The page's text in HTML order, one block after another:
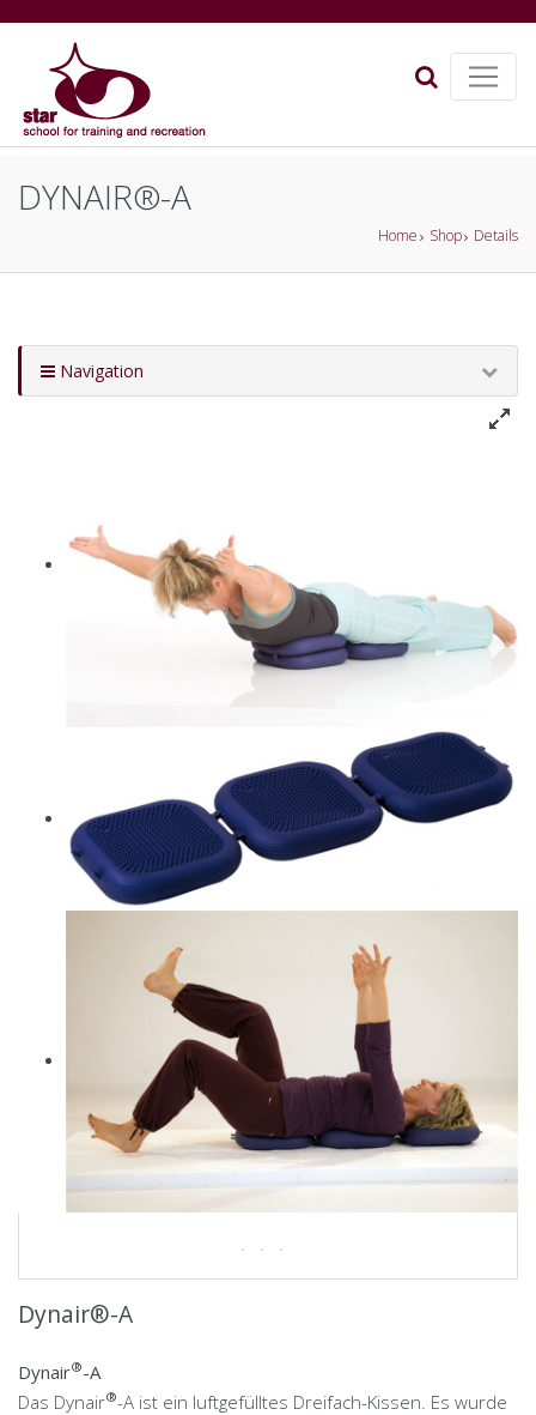
DYNAIR®-A
Home Shop Details
Navigation
Dynair®-A
Dynair®-A
Das Dynair®-A ist ein luftgefülltes Dreifach-Kissen. Es wurde